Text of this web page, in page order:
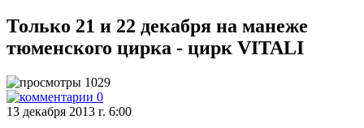
Только 21 и 22 декабря на манеже
тюменского цирка - цирк VITALI
1029
0
13 декабря 2013 г. 6:00